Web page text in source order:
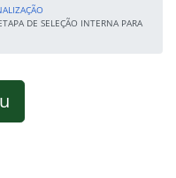
DE SELEÇÃO INTERNA PARA